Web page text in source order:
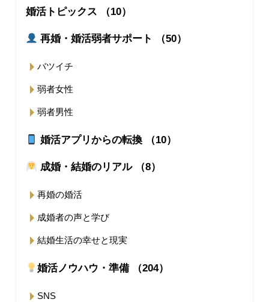
婚活トピックス （10）
再婚・婚活弱者サポート （50）
バツイチ
弱者女性
弱者男性
婚活アプリからの転換 （10）
成婚・結婚のリアル （8）
再婚の婚活
成婚者の声と学び
結婚生活の幸せと現実
婚活ノウハウ・準備 （204）
SNS